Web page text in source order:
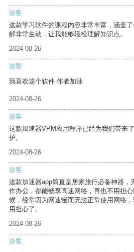
游客
这款学习软件的课程内容非常丰富，涵盖
解非常生动，让我能够轻松理解知识点。
2024-08-26
游客
我喜欢这个软件 作者加油
2024-08-26
游客
这款加速器VPM应用程序已经为我们带来
护。
2024-08-26
游客
这款加速器app简直是居家旅行必备神器，
作办公，都能畅享高速网络，再也不用担
候，经常因为网速慢而无法正常使用网络
用担心了。
2024-08-26
游客